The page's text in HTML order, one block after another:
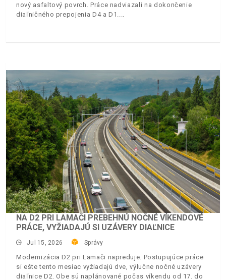
nový asfaltový povrch. Práce nadviazali na dokončenie
diaľničného prepojenia D4 a D1.
NA D2 PRI LAMAČI PREBEHNÚ NOČNÉ VÍKENDOVÉ
PRÁCE, VYŽIADAJÚ SI UZÁVERY DIAĽNICE
Jul 15, 2026 Správy
Modernizácia D2 pri Lamači napreduje. Postupujúce práce
si ešte tento mesiac vyžiadajú dve, výlučne nočné uzávery
diaľnice D2. Obe sú naplánované počas víkendu od 17. do